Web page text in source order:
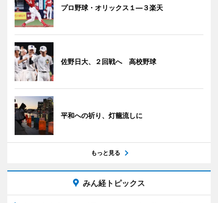
プロ野球・オリックス１―３楽天
佐野日大、２回戦へ 高校野球
平和への祈り、灯籠流しに
もっと見る
みん経トピックス